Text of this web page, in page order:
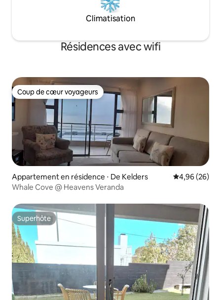
Climatisation
Résidences avec wifi
Coup de cœur voyageurs
Coup de cœur voyageurs
Appartement en résidence ⋅ De Kelders Évaluation
4,96 (26)
Whale Cove @ Heavens Veranda
Superhôte
Superhôte